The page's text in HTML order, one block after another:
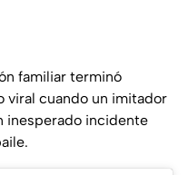
familiar terminó
viral cuando un imitador
inesperado incidente